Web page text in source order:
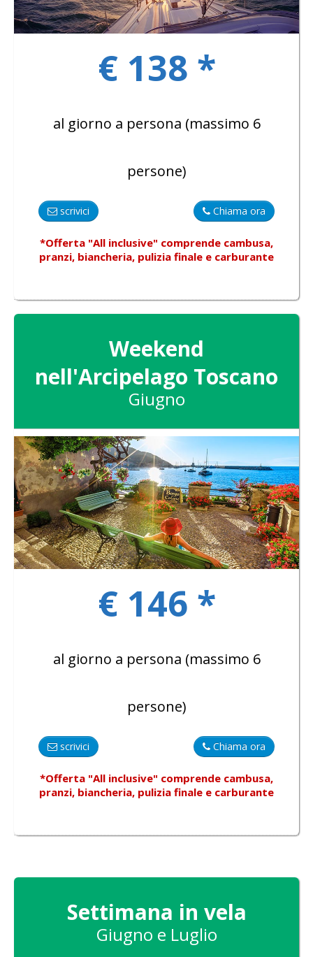
GALLERY
€ 138 *
al giorno a persona (massimo 6
persone)
Chiama ora
scrivici
*Offerta "All inclusive" comprende cambusa,
pranzi, biancheria, pulizia finale e carburante
Weekend
nell'Arcipelago Toscano
Giugno
€ 146 *
al giorno a persona (massimo 6
persone)
Chiama ora
scrivici
*Offerta "All inclusive" comprende cambusa,
pranzi, biancheria, pulizia finale e carburante
Settimana in vela
Giugno e Luglio